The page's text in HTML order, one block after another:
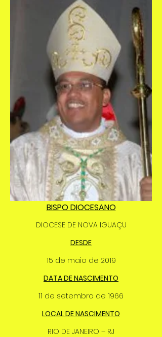
BISPO DIOCESANO
DIOCESE DE NOVA IGUAÇU
DESDE
15 de maio de 2019
DATA DE NASCIMENTO
11 de setembro de 1966
LOCAL DE NASCIMENTO
RIO DE JANEIRO – RJ